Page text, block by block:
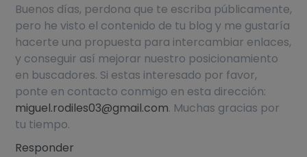
Buenos días, perdona que te escriba públicamente,
pero he visto el contenido de tu blog y me gustaría
hacerte una propuesta para intercambiar enlaces,
y conseguir así mejorar nuestro posicionamiento
en buscadores. Si estas interesado por favor,
ponte en contacto conmigo en esta dirección:
miguel.rodiles03@gmail.com. Muchas gracias por
tu tiempo.
Responder